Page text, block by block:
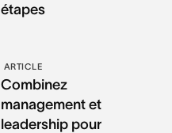
étapes
ARTICLE
Combinez
management et
leadership pour